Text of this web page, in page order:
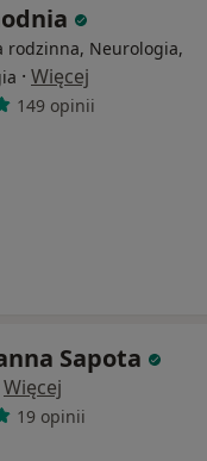
rodzinna, Neurologia,
· Więcej
149 opinii
Sapota
Więcej
19 opinii